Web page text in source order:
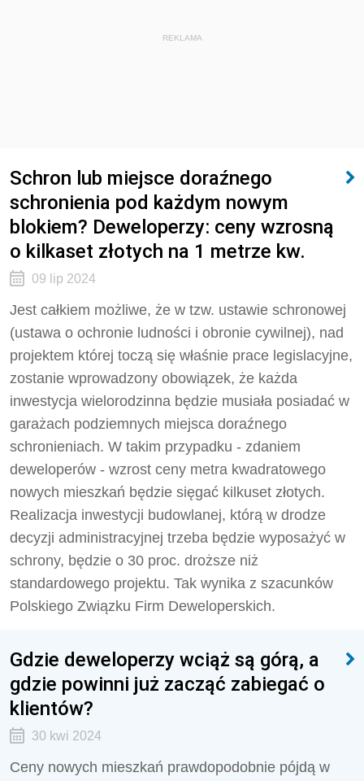
REKLAMA
Schron lub miejsce doraźnego
schronienia pod każdym nowym
blokiem? Deweloperzy: ceny wzrosną
o kilkaset złotych na 1 metrze kw.
09 lip 2024
Jest całkiem możliwe, że w tzw. ustawie schronowej
(ustawa o ochronie ludności i obronie cywilnej), nad
projektem której toczą się właśnie prace legislacyjne,
zostanie wprowadzony obowiązek, że każda
inwestycja wielorodzinna będzie musiała posiadać w
garażach podziemnych miejsca doraźnego
schronieniach. W takim przypadku - zdaniem
deweloperów - wzrost ceny metra kwadratowego
nowych mieszkań będzie sięgać kilkuset złotych.
Realizacja inwestycji budowlanej, którą w drodze
decyzji administracyjnej trzeba będzie wyposażyć w
schrony, będzie o 30 proc. droższe niż
standardowego projektu. Tak wynika z szacunków
Polskiego Związku Firm Deweloperskich.
Gdzie deweloperzy wciąż są górą, a
gdzie powinni już zacząć zabiegać o
klientów?
30 kwi 2024
Ceny nowych mieszkań prawdopodobnie pójdą w